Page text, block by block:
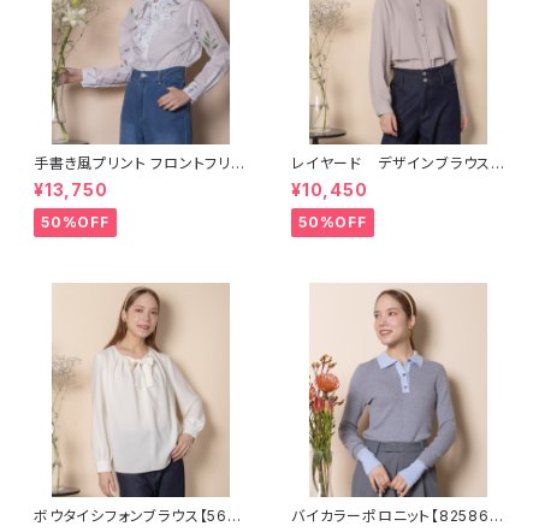
手書き風プリント フロントフリル
ブラウス【8264007】
¥13,750
50%OFF
レイヤード デザインブラウス
【5664007】SET可
¥10,450
50%OFF
ボウタイシフォンブラウス【566
バイカラーポロニット【825860